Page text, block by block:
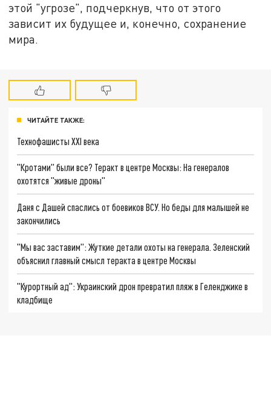
этой "угрозе", подчеркнув, что от этого
зависит их будущее и, конечно, сохранение
мира.
ЧИТАЙТЕ ТАКЖЕ:
Технофашисты XXI века
"Кротами" были все? Теракт в центре Москвы: На генералов
охотятся "живые дроны"
Даня с Дашей спаслись от боевиков ВСУ. Но беды для малышей не
закончились
"Мы вас заставим": Жуткие детали охоты на генерала. Зеленский
объяснил главный смысл теракта в центре Москвы
"Курортный ад": Украинский дрон превратил пляж в Геленджике в
кладбище